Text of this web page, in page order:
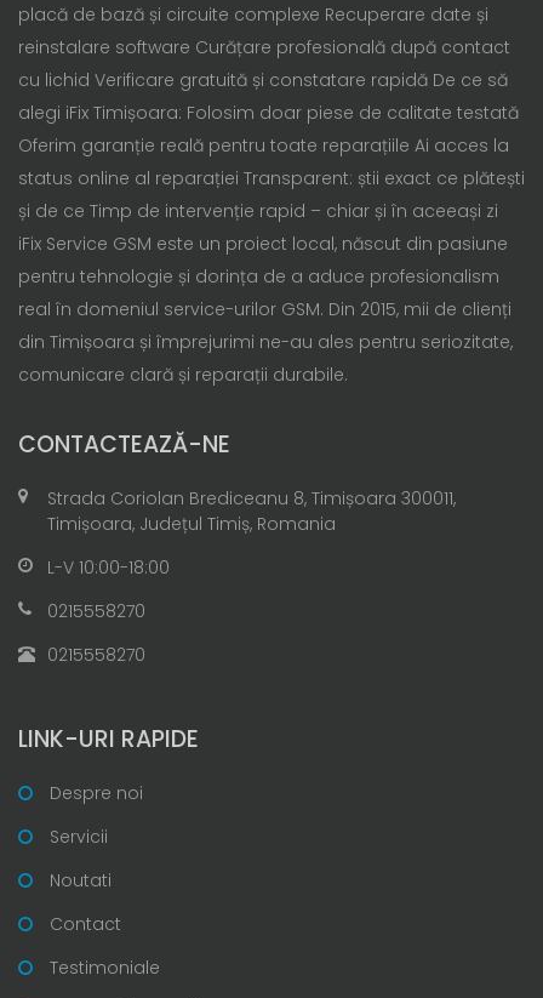
placă de bază și circuite complexe Recuperare date și
reinstalare software Curățare profesională după contact
cu lichid Verificare gratuită și constatare rapidă De ce să
alegi iFix Timișoara: Folosim doar piese de calitate testată
Oferim garanție reală pentru toate reparațiile Ai acces la
status online al reparației Transparent: știi exact ce plătești
și de ce Timp de intervenție rapid – chiar și în aceeași zi
iFix Service GSM este un proiect local, născut din pasiune
pentru tehnologie și dorința de a aduce profesionalism
real în domeniul service-urilor GSM. Din 2015, mii de clienți
din Timișoara și împrejurimi ne-au ales pentru seriozitate,
comunicare clară și reparații durabile.
CONTACTEAZĂ-NE
Strada Coriolan Brediceanu 8, Timișoara 300011,
Timișoara, Județul Timiș, Romania
L-V 10:00-18:00
0215558270
0215558270
LINK-URI RAPIDE
Despre noi
Servicii
Noutati
Contact
Testimoniale